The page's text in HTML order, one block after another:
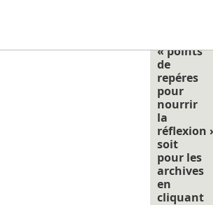
« points
de
repéres
pour
nourrir
la
réflexion
soit
pour les
archives
en
cliquant